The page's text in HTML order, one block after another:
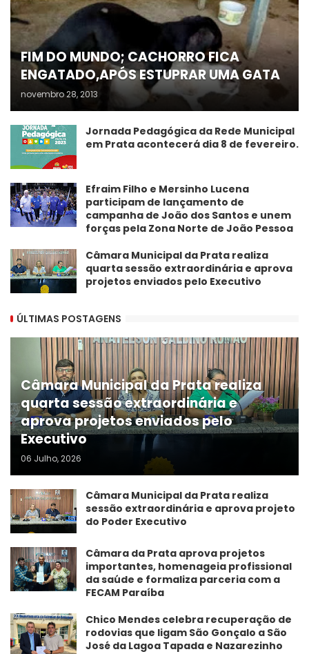
FIM DO MUNDO; CACHORRO FICA
ENGATADO,APÓS ESTUPRAR UMA GATA
novembro 28, 2013
Jornada Pedagógica da Rede Municipal
em Prata acontecerá dia 8 de fevereiro.
Efraim Filho e Mersinho Lucena
participam de lançamento de
campanha de João dos Santos e unem
forças pela Zona Norte de João Pessoa
Câmara Municipal da Prata realiza
quarta sessão extraordinária e aprova
projetos enviados pelo Executivo
ÚLTIMAS POSTAGENS
Câmara Municipal da Prata realiza
quarta sessão extraordinária e
aprova projetos enviados pelo
Executivo
06 Julho, 2026
Câmara Municipal da Prata realiza
sessão extraordinária e aprova projeto
do Poder Executivo
​Câmara da Prata aprova projetos
importantes, homenageia profissional
da saúde e formaliza parceria com a
FECAM Paraíba
Chico Mendes celebra recuperação de
rodovias que ligam São Gonçalo a São
José da Lagoa Tapada e Nazarezinho